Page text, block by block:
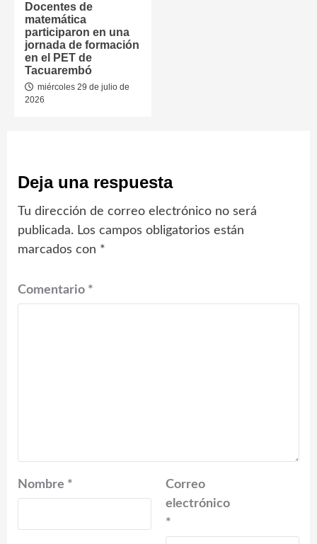
Docentes de
matemática
participaron en una
jornada de formación
en el PET de
Tacuarembó
miércoles 29 de julio de
2026
Deja una respuesta
Tu dirección de correo electrónico no será
publicada. Los campos obligatorios están
marcados con *
Comentario *
Nombre *
Correo
electrónico
*